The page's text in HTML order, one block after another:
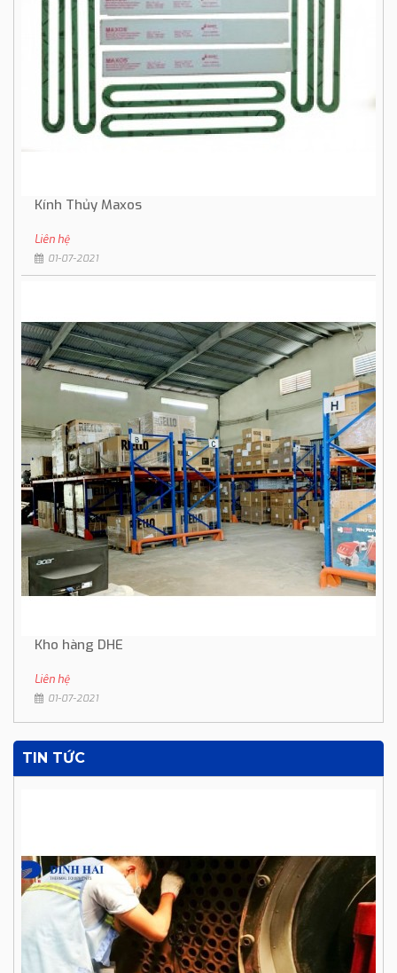
Kính Thủy Maxos
Liên hệ
01-07-2021
Kho hàng DHE
Liên hệ
01-07-2021
TIN TỨC